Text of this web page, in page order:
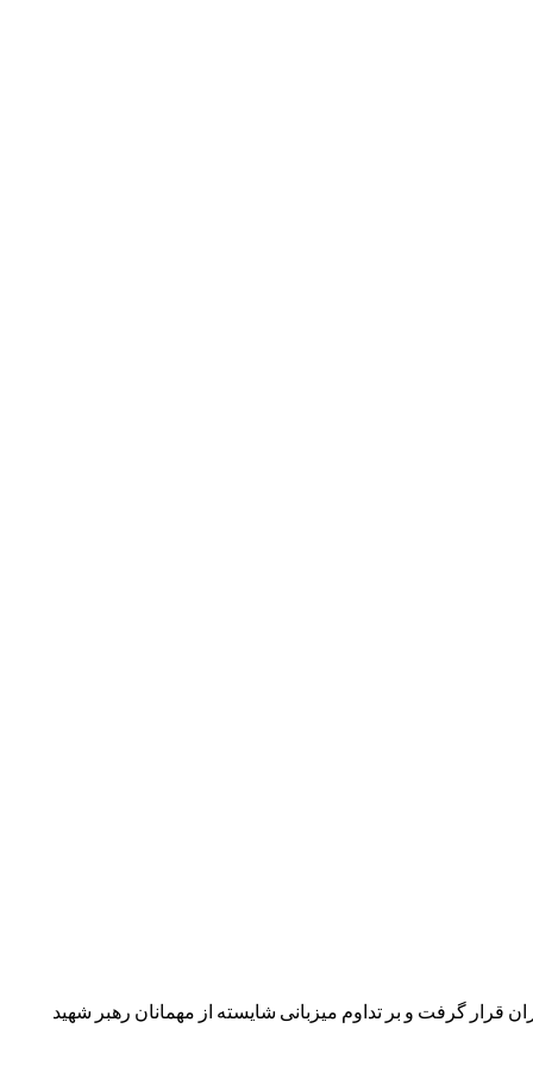
قرار گرفت و بر تداوم میزبانی شایسته از مهمانان رهبر شهید